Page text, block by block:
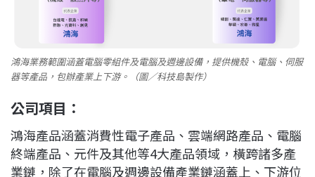
鴻海業務範圍涵蓋電腦零組件及電腦及週邊設備，提供機殼、電腦、伺服
器等產品，包辦產業上下游。（圖／科技島製作）
公司項目：
鴻海產品涵蓋消費性電子產品、雲端網路產品、電腦
終端產品、元件及其他等4大產品領域，橫跨諸多產
業鏈，除了在電腦及週邊設備產業鏈涵蓋上、下游位